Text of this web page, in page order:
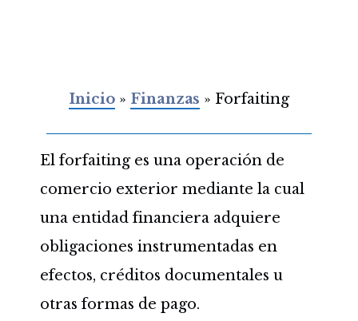
Inicio» Finanzas » Forfaiting
El forfaiting es una operación de
comercio exterior mediante la cual
una entidad financiera adquiere
obligaciones instrumentadas en
efectos, créditos documentales u
otras formas de pago.